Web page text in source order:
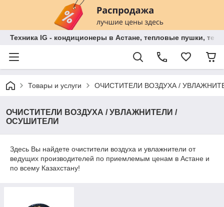
Техника IG - кондиционеры в Астане, тепловые пушки,
Товары и услуги ОЧИСТИТЕЛИ ВОЗДУХА /
ОЧИСТИТЕЛИ ВОЗДУХА / УВЛАЖНИТЕЛИ /
ОСУШИТЕЛИ
Здесь Вы найдете очистители воздуха и увлажнители от
ведущих производителей по приемлемым ценам в Астане и
по всему Казахстану!